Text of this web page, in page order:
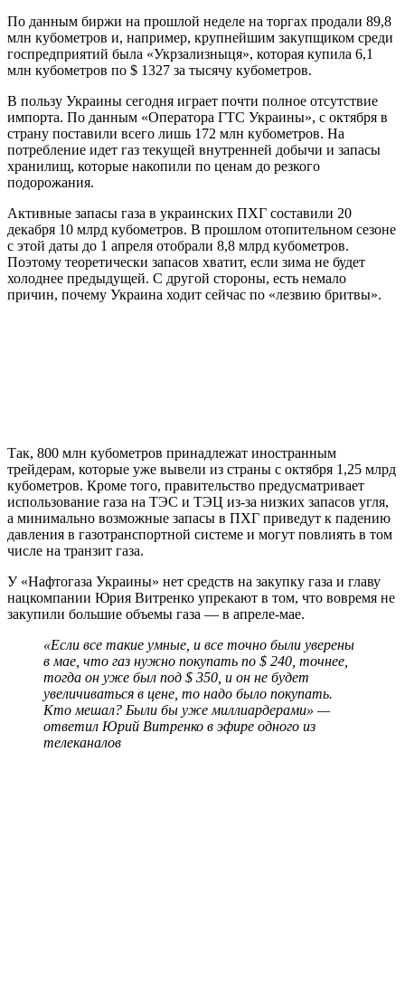
По данным биржи на прошлой неделе на торгах продали 89,8
млн кубометров и, например, крупнейшим закупщиком среди
госпредприятий была «Укрзализныця», которая купила 6,1
млн кубометров по $ 1327 за тысячу кубометров.
В пользу Украины сегодня играет почти полное отсутствие
импорта. По данным «Оператора ГТС Украины», с октября в
страну поставили всего лишь 172 млн кубометров. На
потребление идет газ текущей внутренней добычи и запасы
хранилищ, которые накопили по ценам до резкого
подорожания.
Активные запасы газа в украинских ПХГ составили 20
декабря 10 млрд кубометров. В прошлом отопительном сезоне
с этой даты до 1 апреля отобрали 8,8 млрд кубометров.
Поэтому теоретически запасов хватит, если зима не будет
холоднее предыдущей. С другой стороны, есть немало
причин, почему Украина ходит сейчас по «лезвию бритвы».
Так, 800 млн кубометров принадлежат иностранным
трейдерам, которые уже вывели из страны с октября 1,25 млрд
кубометров. Кроме того, правительство предусматривает
использование газа на ТЭС и ТЭЦ из-за низких запасов угля,
а минимально возможные запасы в ПХГ приведут к падению
давления в газотранспортной системе и могут повлиять в том
числе на транзит газа.
У «Нафтогаза Украины» нет средств на закупку газа и главу
нацкомпании Юрия Витренко упрекают в том, что вовремя не
закупили большие объемы газа — в апреле-мае.
«Если все такие умные, и все точно были уверены
в мае, что газ нужно покупать по $ 240, точнее,
тогда он уже был под $ 350, и он не будет
увеличиваться в цене, то надо было покупать.
Кто мешал? Были бы уже миллиардерами» —
ответил Юрий Витренко в эфире одного из
телеканалов